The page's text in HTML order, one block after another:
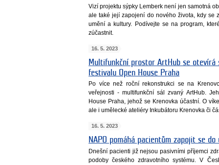
Vizí projektu sýpky Lemberk není jen samotná
ale také její zapojení do nového života, kdy se
umění a kultury. Podívejte se na program,
zúčastnit.
16. 5. 2023
Multifunkční prostor ArtHub se
festivalu Open House Praha
Po více než roční rekonstrukci se na
veřejnosti - multifunkční sál zvaný ArtHub.
House Praha, jehož se Krenovka účastní. O
ale i umělecké ateliéry Inkubátoru Krenovka či
16. 5. 2023
NAPO pomáhá pacientům zapojit se
Dnešní pacienti již nejsou pasivními příjemci
podoby českého zdravotního systému. V